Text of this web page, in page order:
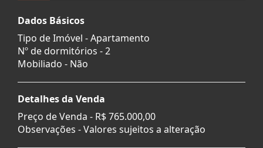
Dados Básicos
Tipo de Imóvel - Apartamento
Nº de dormitórios - 2
Mobiliado - Não
Detalhes da Venda
Preço de Venda - R$ 765.000,00
Observações - Valores sujeitos a alteração